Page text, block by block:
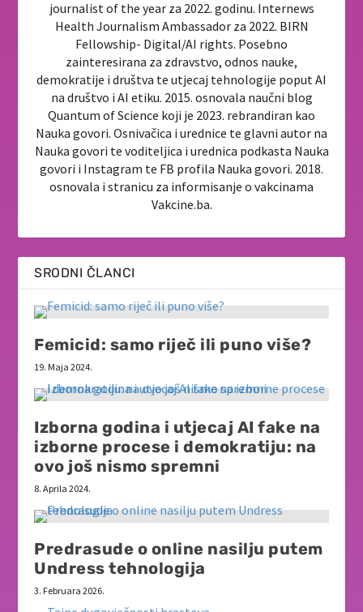
journalist of the year za 2022. godinu. Internews
Health Journalism Ambassador za 2022. BIRN
Fellowship- Digital/AI rights. Posebno
zainteresirana za zdravstvo, odnos nauke,
demokratije i društva te utjecaj tehnologije poput AI
na društvo i AI etiku. 2015. osnovala naučni blog
Quantum of Science koji je 2023. rebrandiran kao
Nauka govori. Osnivačica i urednice te glavni autor na
Nauka govori te voditeljica i urednica podkasta Nauka
govori i Instagram te FB profila Nauka govori. 2018.
osnovala i stranicu za informisanje o vakcinama
Vakcine.ba.
SRODNI ČLANCI
Femicid: samo riječ ili puno više?
19. Maja 2024.
Izborna godina i utjecaj AI fake na
izborne procese i demokratiju: na
ovo još nismo spremni
8. Aprila 2024.
Predrasude o online nasilju putem
Undress tehnologija
3. Februara 2026.